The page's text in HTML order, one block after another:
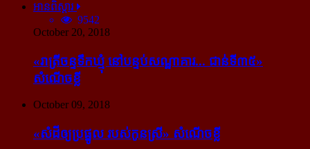
អានពិស្ដារ
9542
October 20, 2018
«រាត្រីចន្ទទឹកឃ្មុំ នៅបន្ទប់សណ្ឋាគារ... ជាន់ទី៣៥»
សំណើចខ្លី
October 09, 2018
«សំដី​ឲ្យ​ប្រផ្នូល របស់​កូនស្រី» សំណើចខ្លី